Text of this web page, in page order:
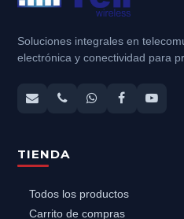
Soluciones integrales en
electrónica y conectividad para
TIENDA
Todos los productos
Carrito de compras